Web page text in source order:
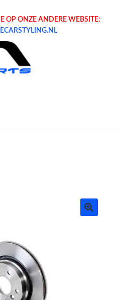
OP ONZE ANDERE WEBSITE: